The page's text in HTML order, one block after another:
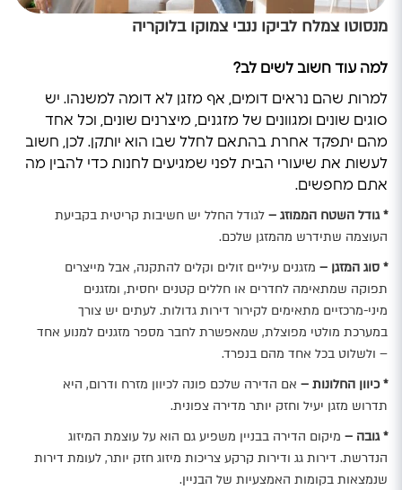
מנסוטו צמלח לביקו ננבי צמוקו בלוקריה
למה עוד חשוב לשים לב?
למרות שהם נראים דומים, אף מזגן לא דומה למשנהו. יש
סוגים שונים ומגוונים של מזגנים, מיצרנים שונים, וכל אחד
מהם יתפקד אחרת בהתאם לחלל שבו הוא יותקן. לכן, חשוב
לעשות את שיעורי הבית לפני שמגיעים לחנות כדי להבין מה
אתם מחפשים.
* גודל השטח הממוזג – לגודל החלל יש חשיבות קריטית בקביעת
העוצמה שתידרש מהמזגן שלכם.
* סוג המזגן – מזגנים עיליים זולים וקלים להתקנה, אבל מייצרים
תפוקה שמתאימה לחדרים או חללים קטנים יחסית, ומזגנים
מיני-מרכזיים מתאימים לקירור דירות גדולות. לעתים יש צורך
במערכת מולטי מפוצלת, שמאפשרת לחבר מספר מזגנים למנוע אחד
– ולשלוט בכל אחד מהם בנפרד.
* כיוון החלונות – אם הדירה שלכם פונה לכיוון מזרח ודרום, היא
תדרוש מזגן יעיל וחזק יותר מדירה צפונית.
* גובה – מיקום הדירה בבניין משפיע גם הוא על עוצמת המיזוג
הנדרשת. דירות גג ודירות קרקע צריכות מיזוג חזק יותר, לעומת דירות
שנמצאות בקומות האמצעיות של הבניין.